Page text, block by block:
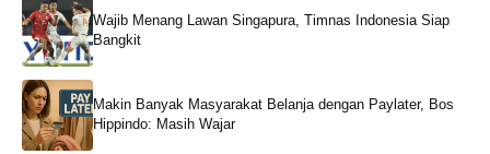
Wajib Menang Lawan Singapura, Timnas Indonesia Siap
Bangkit
Makin Banyak Masyarakat Belanja dengan Paylater, Bos
Hippindo: Masih Wajar